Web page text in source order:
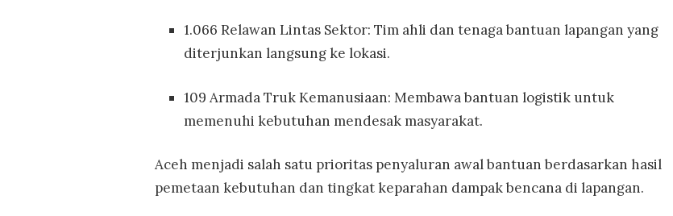
1.066 Relawan Lintas Sektor: Tim ahli dan tenaga bantuan lapangan yang
diterjunkan langsung ke lokasi.
109 Armada Truk Kemanusiaan: Membawa bantuan logistik untuk
memenuhi kebutuhan mendesak masyarakat.
Aceh menjadi salah satu prioritas penyaluran awal bantuan berdasarkan hasil
pemetaan kebutuhan dan tingkat keparahan dampak bencana di lapangan.